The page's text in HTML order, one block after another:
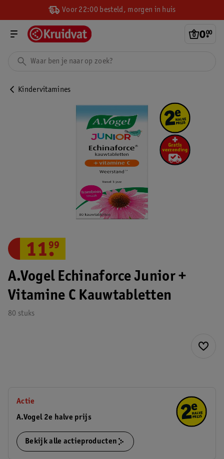
Voor 22:00 besteld, morgen in huis
0.
00
Kindervitamines
A.Vogel Echinaforce Junior +
Vitamine C Kauwtabletten
80 stuks
11.
99
Actie
A.Vogel 2e halve prijs
Bekijk alle actieproducten